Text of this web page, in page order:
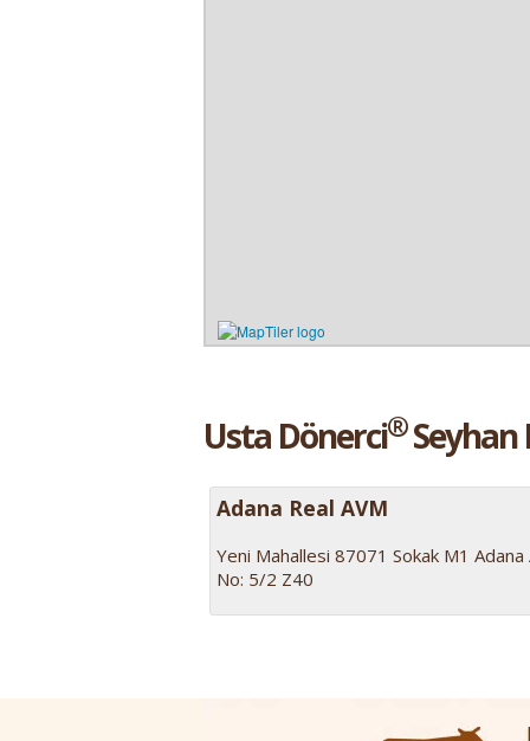
Usta Dönerci®Seyhan
Adana Real AVM
Yeni Mahallesi 87071 Sokak M1
No: 5/2 Z40